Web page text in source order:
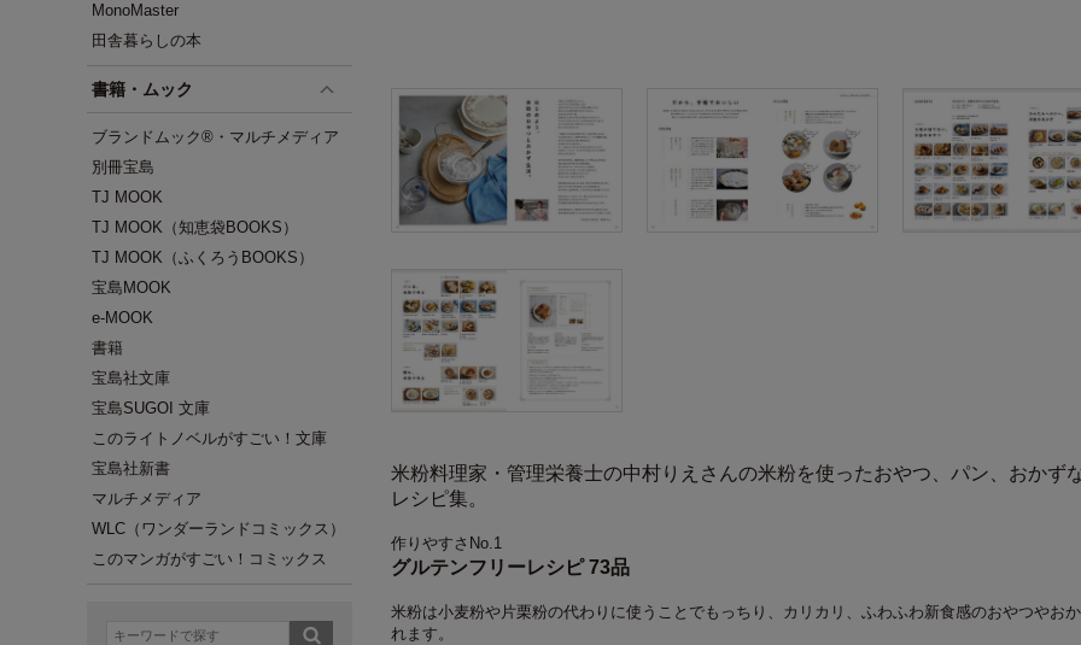
MonoMaster
田舎暮らしの本
書籍・ムック
ブランドムック®・マルチメディア
別冊宝島
TJ MOOK
TJ MOOK（知恵袋BOOKS）
TJ MOOK（ふくろうBOOKS）
宝島MOOK
e-MOOK
書籍
宝島社文庫
宝島SUGOI 文庫
このライトノベルがすごい！文庫
宝島社新書
マルチメディア
WLC（ワンダーランドコミックス）
このマンガがすごい！コミックス
米粉料理家・管理栄養士の中村りえさんの米粉を使ったおやつ、パン、おかず
レシピ集。
作りやすさNo.1
グルテンフリーレシピ 73品
米粉は小麦粉や片栗粉の代わりに使うことでもっちり、カリカリ、ふわふわ新食感のおやつやお
れます。